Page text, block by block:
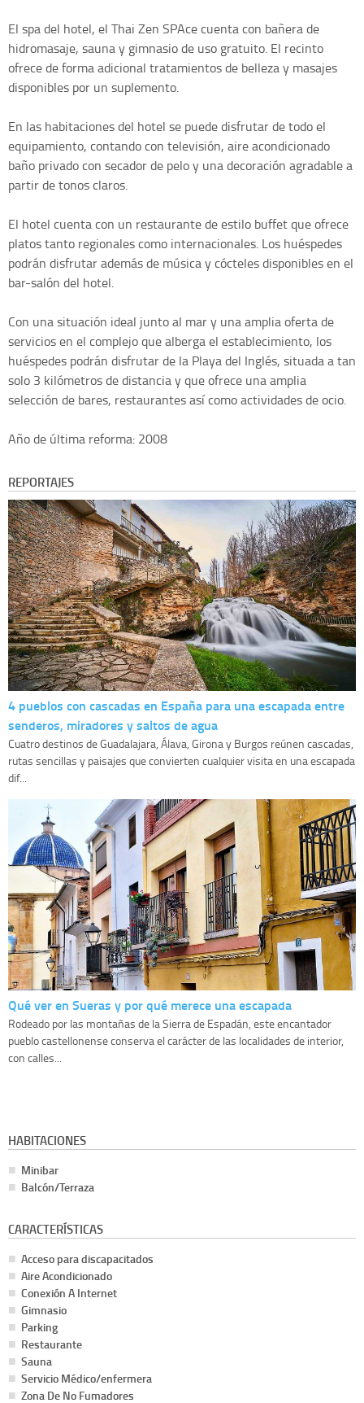
El spa del hotel, el Thai Zen SPAce cuenta con bañera de
hidromasaje, sauna y gimnasio de uso gratuito. El recinto
ofrece de forma adicional tratamientos de belleza y masajes
disponibles por un suplemento.
En las habitaciones del hotel se puede disfrutar de todo el
equipamiento, contando con televisión, aire acondicionado
baño privado con secador de pelo y una decoración agradable a
partir de tonos claros.
El hotel cuenta con un restaurante de estilo buffet que ofrece
platos tanto regionales como internacionales. Los huéspedes
podrán disfrutar además de música y cócteles disponibles en el
bar-salón del hotel.
Con una situación ideal junto al mar y una amplia oferta de
servicios en el complejo que alberga el establecimiento, los
huéspedes podrán disfrutar de la Playa del Inglés, situada a tan
solo 3 kilómetros de distancia y que ofrece una amplia
selección de bares, restaurantes así como actividades de ocio.
Año de última reforma: 2008
REPORTAJES
4 pueblos con cascadas en España para una escapada entre
senderos, miradores y saltos de agua
Cuatro destinos de Guadalajara, Álava, Girona y Burgos reúnen cascadas,
rutas sencillas y paisajes que convierten cualquier visita en una escapada
dif...
Qué ver en Sueras y por qué merece una escapada
Rodeado por las montañas de la Sierra de Espadán, este encantador
pueblo castellonense conserva el carácter de las localidades de interior,
con calles...
HABITACIONES
Minibar
Balcón/Terraza
CARACTERÍSTICAS
Acceso para discapacitados
Aire Acondicionado
Conexión A Internet
Gimnasio
Parking
Restaurante
Sauna
Servicio Médico/enfermera
Zona De No Fumadores